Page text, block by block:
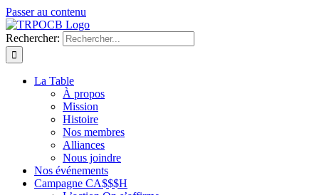
Passer au contenu
Rechercher:
La Table
À propos
Mission
Histoire
Nos membres
Alliances
Nous joindre
Nos événements
Campagne CA$$$H